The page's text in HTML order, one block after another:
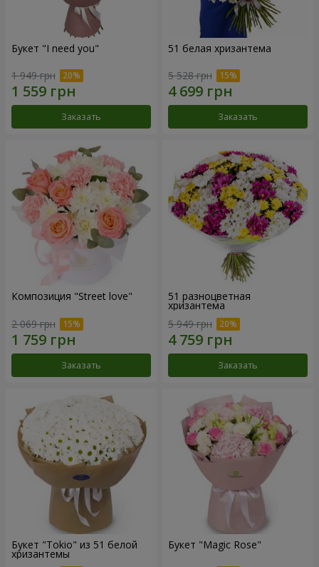
Букет "I need you"
1 949 грн
Заказать
51 белая хризантема
5 528 грн
Заказать
Композиция "Street love"
2 069 грн
Заказать
51 разноцветная
хризантема
5 949 грн
Заказать
Букет "Tokio" из 51 белой
хризантемы
Букет "Magic Rose"